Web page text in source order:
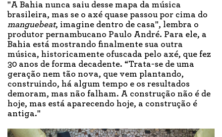
"A Bahia nunca saiu desse mapa da música
brasileira, mas se o axé quase passou por cima do
manguebeat, imagine dentro de casa", lembra o
produtor pernambucano Paulo André. Para ele, a
Bahia está mostrando finalmente sua outra
música, historicamente ofuscada pelo axé, que fez
30 anos de forma decadente. “Trata-se de uma
geração nem tão nova, que vem plantando,
construindo, há algum tempo e os resultados
demoram, mas não falham. A construção não é de
hoje, mas está aparecendo hoje, a construção é
antiga."